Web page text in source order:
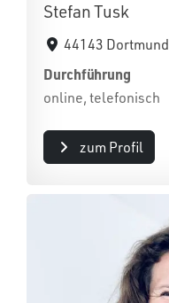
Stefan Tusk
44143 Dortmund
Durchführung
online, telefonisch
zum Profil